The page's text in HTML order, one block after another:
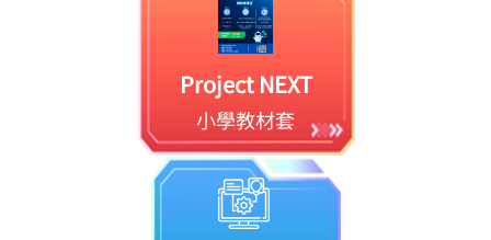
Project NEXT
小學教材套